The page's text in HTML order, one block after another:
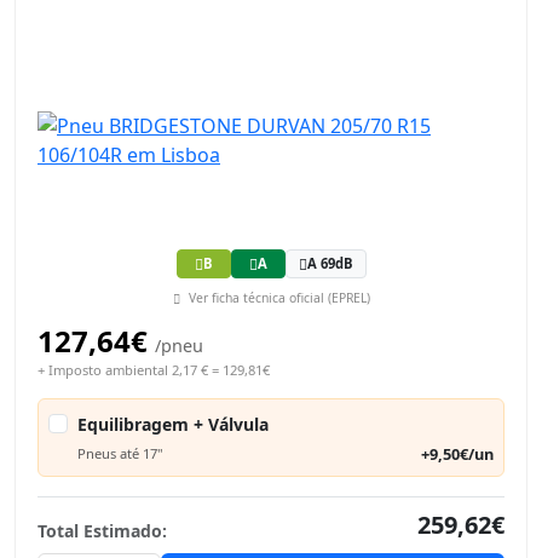
B A A 69dB
Ver ficha técnica oficial (EPREL)
127,64€ /pneu
+ Imposto ambiental 2,17 € = 129,81€
Equilibragem + Válvula
Pneus até 17" +9,50€/un
Total Estimado:
259,62€